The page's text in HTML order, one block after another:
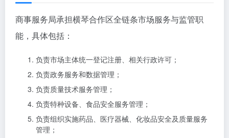
商事服务局承担横琴合作区全链条市场服务与监管职
能，具体包括：
负责市场主体统一登记注册、相关行政许可；
负责政务服务和数据管理；
负责质量技术服务管理；
负责特种设备、食品安全服务管理；
负责组织实施药品、医疗器械、化妆品安全及质量服务
管理；